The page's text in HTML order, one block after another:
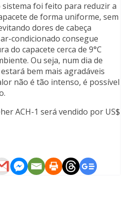
sistema foi feito para reduzir a
de forma uniforme, sem
dores de cabeça
condicionado consegue
do capacete cerca de 9°C
Ou seja, num dia de
bem mais agradáveis
não é tão intenso, é possível
ACH-1 será vendido por US$